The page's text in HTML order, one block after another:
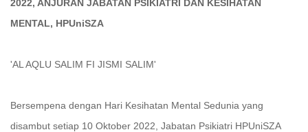
2022, ANJURAN JABATAN PSIKIATRI DAN KESIHATAN
MENTAL, HPUniSZA
'AL AQLU SALIM FI JISMI SALIM'
Bersempena dengan Hari Kesihatan Mental Sedunia yang
disambut setiap 10 Oktober 2022, Jabatan Psikiatri HPUniSZA